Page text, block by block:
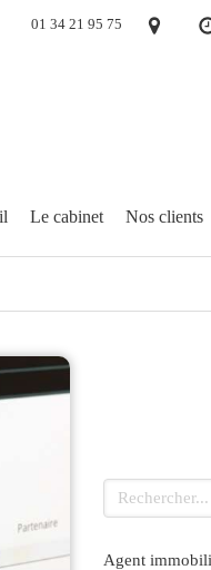
01 34 21 95 75
Le cabinet Nos clients
Rechercher
Agent